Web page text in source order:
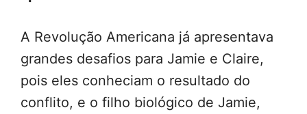
A Revolução Americana já apresentava
grandes desafios para Jamie e Claire,
pois eles conheciam o resultado do
conflito, e o filho biológico de Jamie,